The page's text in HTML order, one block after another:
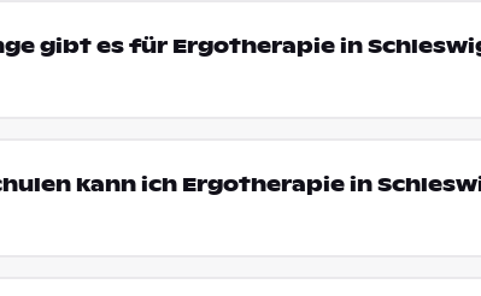
gibt es für Ergotherapie in
kann ich Ergotherapie in